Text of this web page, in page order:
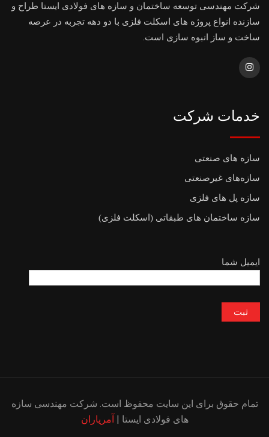
شرکت مهندسی توسعه ساختمان و سازه های فولادی ایستا طراح و
سازنده انواع پروژه های اسکلت فلزی با دو دهه تجربه در عرصه
ساخت و ساز انبوه سازی است.
خدمات شرکت
سازه های صنعتی
سازه‌های غیرصنعتی
سازه پل های فلزی
سازه ساختمان های طبقاتی (اسکلت فلزی)
ایمیل شما
تمام حقوق برای این سایت محفوظ است. شرکت مهندسی سازه
های فولادی ایستا | آمریاران